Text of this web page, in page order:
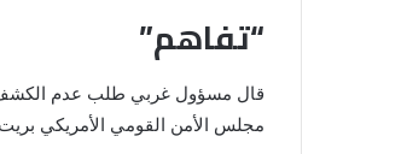
“تفاهم”
قال مسؤول غربي طلب عدم الكشف
مجلس الأمن القومي الأمريكي